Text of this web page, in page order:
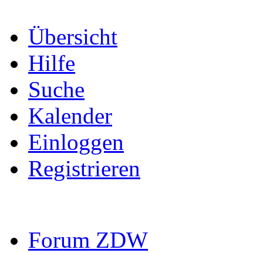
Übersicht
Hilfe
Suche
Kalender
Einloggen
Registrieren
Forum ZDW